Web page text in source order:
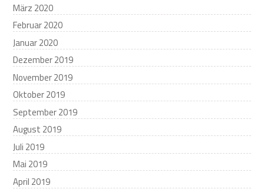
März 2020
Februar 2020
Januar 2020
Dezember 2019
November 2019
Oktober 2019
September 2019
August 2019
Juli 2019
Mai 2019
April 2019